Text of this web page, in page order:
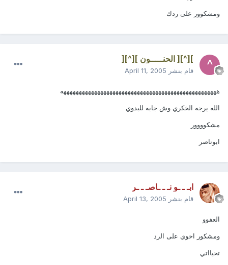
ومشكوور على ردك
][^][ الحنـــــون ][^][
قام بنشر April 11, 2005
هههههههههههههههههههههههههههههههههههههههههههههههههههه
الله يرجه الخكري وش جابه للبدوي
مشكوووور
ابوناصر
ابـ ـ ـو نـ ـ ـاصـ ـ ـر
قام بنشر April 13, 2005
العفوو
ومشكور اخوي على الرد
تحيااتي